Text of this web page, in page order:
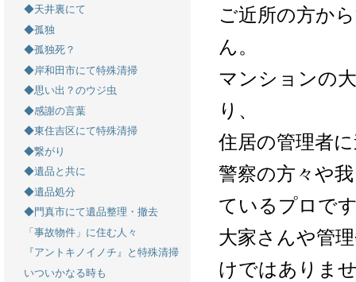
ご近所の方か
ん。
マンションの
り、
住居の管理者
警察の方々や
ているプロで
大家さんや管
けではありま
◆天井裏にて
◆孤独
◆孤独死？
◆岸和田市にて特殊清掃
◆思い出？のウジ虫
◆感謝の言葉
◆東住吉区にて特殊清掃
◆繋がり
◆遺品と共に
◆遺品処分
◆門真市にて遺品整理・撤去
「事故物件」に住む人々
『アントキノイノチ』と特殊清掃
いついかなる時も